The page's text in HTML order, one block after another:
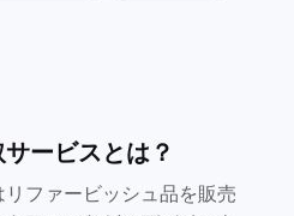
ービスとは？
ファービッシュ品を販売